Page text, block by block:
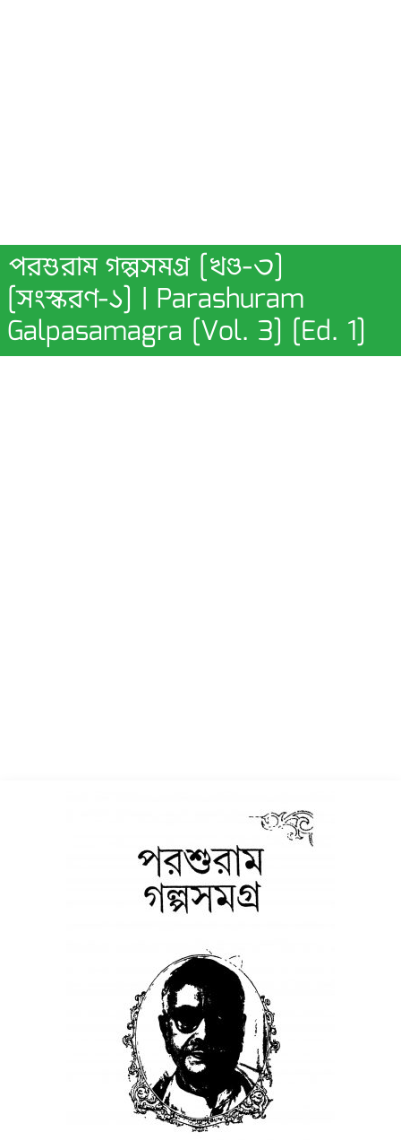
পরশুরাম গল্পসমগ্র [খণ্ড-৩]
[সংস্করণ-১] | Parashuram
Galpasamagra [Vol. 3] [Ed. 1]